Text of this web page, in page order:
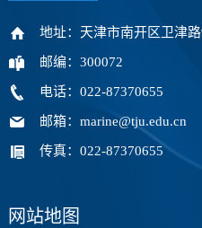
地址：天津市南开区卫津
邮编：300072
电话：022-87370655
邮箱：marine@tju.edu.cn
传真：022-87370655
网站地图